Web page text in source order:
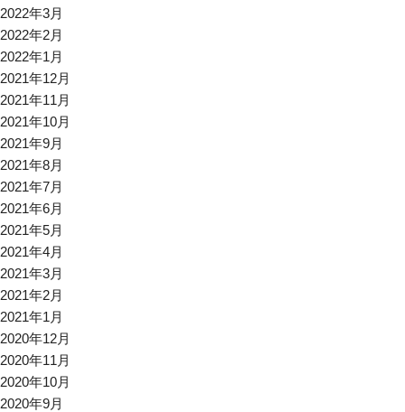
2022年3月
2022年2月
2022年1月
2021年12月
2021年11月
2021年10月
2021年9月
2021年8月
2021年7月
2021年6月
2021年5月
2021年4月
2021年3月
2021年2月
2021年1月
2020年12月
2020年11月
2020年10月
2020年9月